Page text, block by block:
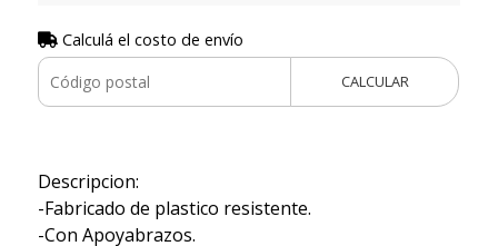
Calculá el costo de envío
CALCULAR
Descripcion:
-Fabricado de plastico resistente.
-Con Apoyabrazos.